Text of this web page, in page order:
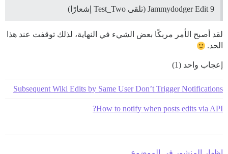
Jammydodger Edit 9 (تلقى Test_Two إشعارًا)
لقد أصبح الأمر مربكًا بعض الشيء في النهاية، لذلك توقفت عند هذا
الحد.
إعجاب واحد (1)
Subsequent Wiki Edits by Same User Don’t Trigger Notifications
How to notify when posts edits via API?